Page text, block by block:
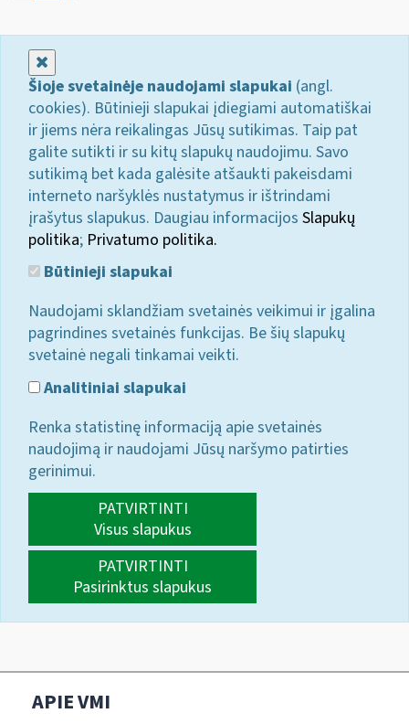
Šioje svetainėje naudojami slapukai (angl.
cookies). Būtinieji slapukai įdiegiami automatiškai
ir jiems nėra reikalingas Jūsų sutikimas. Taip pat
galite sutikti ir su kitų slapukų naudojimu. Savo
sutikimą bet kada galėsite atšaukti pakeisdami
interneto naršyklės nustatymus ir ištrindami
įrašytus slapukus. Daugiau informacijos Slapukų
politika; Privatumo politika.
Būtinieji slapukai
Naudojami sklandžiam svetainės veikimui ir įgalina
pagrindines svetainės funkcijas. Be šių slapukų
svetainė negali tinkamai veikti.
Analitiniai slapukai
Renka statistinę informaciją apie svetainės
naudojimą ir naudojami Jūsų naršymo patirties
gerinimui.
PATVIRTINTI
Visus slapukus
PATVIRTINTI
Pasirinktus slapukus
APIE VMI